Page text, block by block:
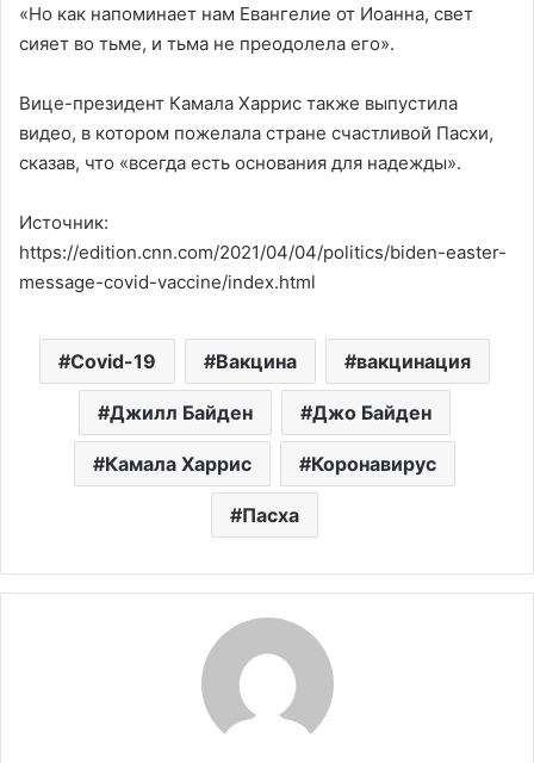
«Но как напоминает нам Евангелие от Иоанна, свет
сияет во тьме, и тьма не преодолела его».
Вице-президент Камала Харрис также выпустила
видео, в котором пожелала стране счастливой Пасхи,
сказав, что «всегда есть основания для надежды».
Источник:
https://edition.cnn.com/2021/04/04/politics/biden-easter-
message-covid-vaccine/index.html
Covid-19 Вакцина вакцинация
Джилл Байден Джо Байден
Камала Харрис Коронавирус
Пасха